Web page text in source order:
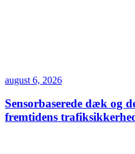
august 6, 2026
Sensorbaserede dæk og
fremtidens